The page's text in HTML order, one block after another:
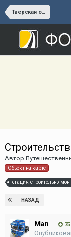
Тверская область
Автор
Объект на карте
стадия: строительно-
НАЗАД
Man